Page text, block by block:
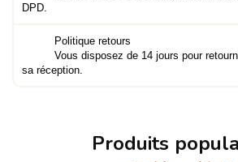
DPD.
Politique retours
Vous disposez de 14 jours pour
sa réception.
Produits